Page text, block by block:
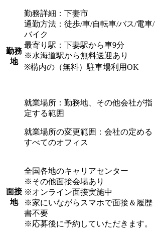
勤務
地
勤務詳細：下妻市
通勤方法：徒歩/車/自転車/バス/電車/
バイク
最寄り駅：下妻駅から車9分
※水海道駅から無料送迎あり
※構内の（無料）駐車場利用OK
就業場所：勤務地、その他会社が指
定する範囲
就業場所の変更範囲：会社の定める
すべてのオフィス
面接
地
全国各地のキャリアセンター
※その他面接会場あり
※オンライン面接実施中
※家にいながらスマホで面接＆履歴
書不要
※応募後に予約していただきます。